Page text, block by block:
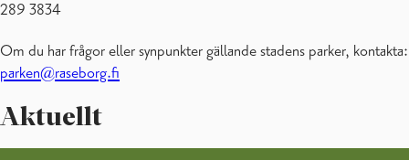
289 3834
Om du har frågor eller synpunkter gällande stadens parker, kontakta:
parken@raseborg.fi
Aktuellt